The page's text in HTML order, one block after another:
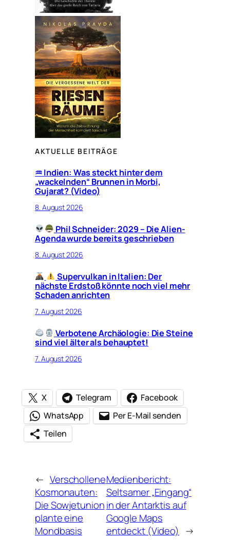
AKTUELLE BEITRÄGE
♒︎ Indien: Was steckt hinter dem
„wackelnden“ Brunnen in Morbi,
Gujarat? (Video)
8. August 2026
Phil Schneider: 2029 – Die Alien-
Agenda wurde bereits geschrieben
8. August 2026
Supervulkan in Italien: Der
nächste Erdstoß könnte noch viel mehr
Schaden anrichten
7. August 2026
Verbotene Archäologie: Die Steine
sind viel älter als behauptet!
7. August 2026
X Telegram
Facebook
WhatsApp
Per E-Mail senden
Teilen
← Verschollene
Kosmonauten:
Die Sowjetunion
plante eine
Mondbasis
Medienbericht:
Seltsamer „Eingang“
in der Antarktis auf
Google Maps
entdeckt (Video) →